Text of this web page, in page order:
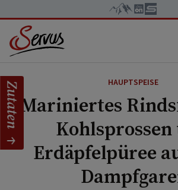
HAUPTSPEISE
Mariniertes
Kohlsprossen
Erdäpfelpüree
Zutaten